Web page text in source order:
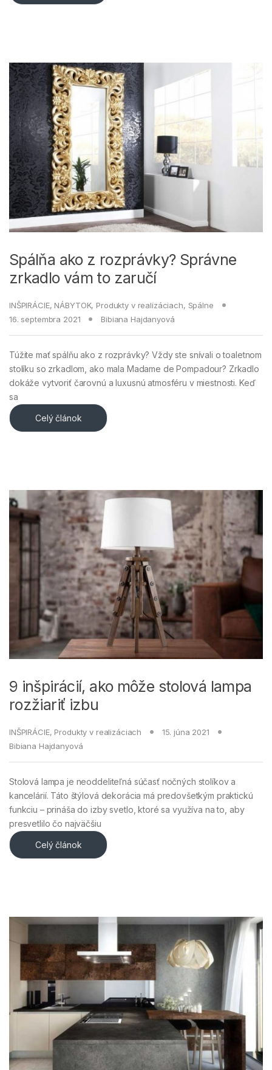
Spálňa ako z rozprávky? Správne
zrkadlo vám to zaručí
INŠPIRÁCIE, NÁBYTOK, Produkty v realizáciach, Spálne
16. septembra 2021
Bibiana Hajdanyová
Túžite mať spálňu ako z rozprávky? Vždy ste snívali o toaletnom
stolíku so zrkadlom, ako mala Madame de Pompadour? Zrkadlo
dokáže vytvoriť čarovnú a luxusnú atmosféru v miestnosti. Keď
sa
Celý článok
9 inšpirácií, ako môže stolová lampa
rozžiariť izbu
INŠPIRÁCIE, Produkty v realizáciach
15. júna 2021
Bibiana Hajdanyová
Stolová lampa je neoddeliteľná súčasť nočných stolíkov a
kancelárií. Táto štýlová dekorácia má predovšetkým praktickú
funkciu – prináša do izby svetlo, ktoré sa využíva na to, aby
presvetlilo čo najväčšiu
Celý článok